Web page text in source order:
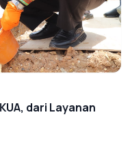
dari Layanan